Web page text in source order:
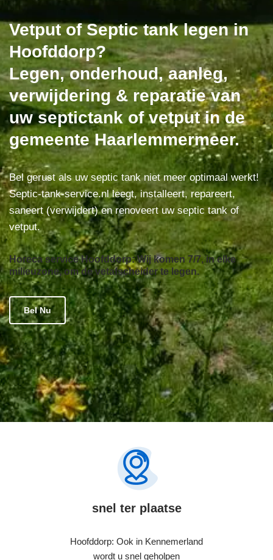
Vetput of Septic tank legen in
Hoofddorp?
Legen, onderhoud, aanleg,
verwijdering & reparatie van
uw septictank of vetput in de
gemeente Haarlemmermeer.
Bel gerust als uw septic tank niet meer optimaal werkt!
Septic-tank-service.nl leegt, installeert, repareert,
saneert (verwijdert) en renoveert uw septic tank of
vetput.
Horeca service Hoofddorp: Wij komen 7/7, in elke
milieuzone, om de vetafscheider te legen.
Bel Nu
snel ter plaatse
Hoofddorp: Ook in Kennemerland
wordt u snel geholpen